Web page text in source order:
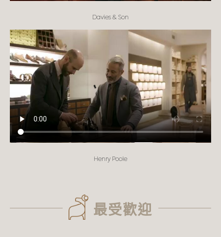
Davies & Son
Henry Poole
最受歡迎